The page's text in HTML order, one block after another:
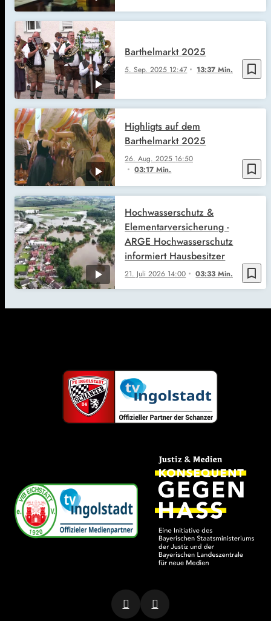
bookmark_border
5. Sep. 2025 12:47 13:37 Min.
Barthelmarkt 2025
bookmark_border
26. Aug. 2025 16:50
03:17 Min.
Highligts auf dem
Barthelmarkt 2025
bookmark_border
21. Juli 2026 14:00 03:33 Min.
Hochwasserschutz &
Elementarversicherung -
ARGE Hochwasserschutz
informiert Hausbesitzer